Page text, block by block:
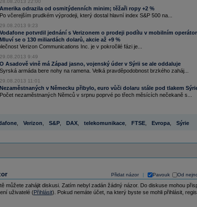
28.08.2013 22:00
Amerika odrazila od osmitýdenních minim; těžaři ropy +2 %
Po včerejším prudkém výprodeji, který dostal hlavní index S&P 500 na...
29.08.2013 9:23
Vodafone potvrdil jednání s Verizonem o prodeji podílu v mobilním
Mluví se o 130 miliardách dolarů, akcie až +9 %
Verizon Communications Inc. je v pokročilé fázi je...
29.08.2013 9:49
O Asadově vině má Západ jasno, vojenský úder v Sýrii se ale oddaluje
Syrská armáda bere nohy na ramena. Velká pravděpodobnost brzkého zaháj...
29.08.2013 11:01
Nezaměstnaných v Německu přibylo, euro vůči dolaru stále pod tlakem
Počet nezaměstnaných Němců v srpnu poprvé po třech měsících nečekaně s...
, Verizon S&P, DAX, telekomunikace, FTSE, Evropa, Sýrie
Přidat názor Pavouk Od
můžete zahájit diskusi. Zatím nebyl zadán žádný názor. Do diskuse mohou
uživatelé (Přihlásit). Pokud nemáte účet, na který byste se mohli přihlásit,